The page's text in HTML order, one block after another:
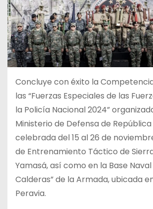
Concluye con éxito la
las “Fuerzas Especiales de las
la Policía Nacional 2024”
Ministerio de Defensa de
celebrada del 15 al 26 de
de Entrenamiento Táctico de
Yamasá, así como en la Base Naval
Calderas” de la Armada, ubicada
Peravia.